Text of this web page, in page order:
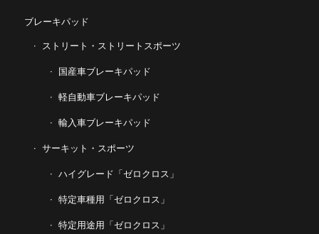
ブレーキパッド
ストリート・ストリートスポーツ
国産車ブレーキパッド
軽自動車ブレーキパッド
輸入車ブレーキパッド
サーキット・スポーツ
ハイグレード「ゼロクロス」
特定車種用「ゼロクロス」
特定用途用「ゼロクロス」